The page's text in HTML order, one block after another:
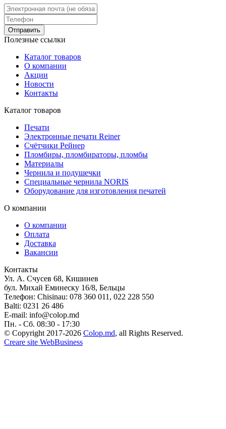
Отправить
Полезные ссылки
Каталог товаров
О компании
Акции
Новости
Контакты
Каталог товаров
Печати
Электронные печати Reiner
Cчётчики Рейнер
Пломбиры, пломбираторы, пломбы
Материалы
Чернила и подушечки
Специальные чернила NORIS
Оборудование для изготовления печатей
О компании
О компании
Оплата
Доставка
Вакансии
Контакты
Ул. А. Счусев 68, Кишинев
бул. Михай Еминеску 16/8, Бельцы
Телефон: Chisinau: 078 360 011, 022 228 550
Balti: 0231 26 486
E-mail: info@colop.md
Пн. - Сб. 08:30 - 17:30
© Copyright 2017-2026 Colop.md, all Rights Reserved.
Creare site WebBusiness